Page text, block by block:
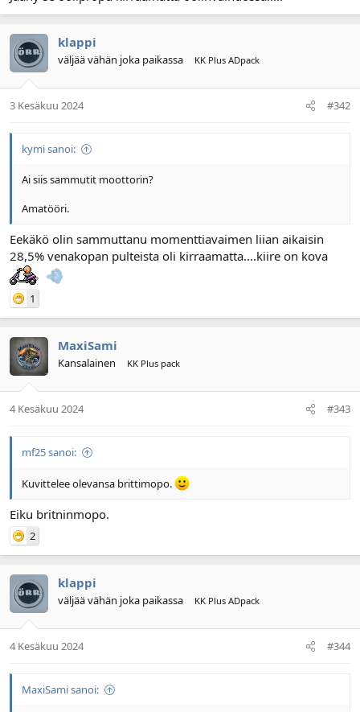
l
i
t
t
j
a
ä
r
ä
klappi
väljää vähän joka paikassa KK Plus ADpack
3 Kesäkuu 2024 #342
kymi sanoi:
Ai siis sammutit moottorin?
Amatööri.
Eekäkö olin sammuttanu momenttiavaimen liian aikaisin
28,5% venakopan pulteista oli kirraamatta....kiire on kova
1
MaxiSami
Kansalainen KK Plus pack
4 Kesäkuu 2024 #343
mf25 sanoi:
Kuvittelee olevansa brittimopo.
Eiku britninmopo.
2
klappi
väljää vähän joka paikassa KK Plus ADpack
4 Kesäkuu 2024 #344
MaxiSami sanoi: